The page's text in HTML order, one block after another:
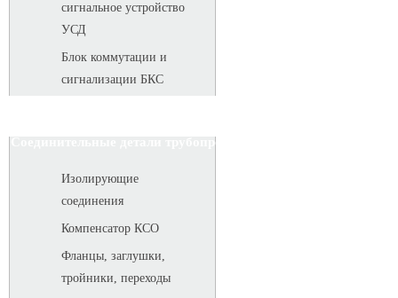
сигнальное устройство
УСД
Блок коммутации и
сигнализации БКС
Соединительные детали трубопровода
Изолирующие
соединения
Компенсатор КСО
Фланцы, заглушки,
тройники, переходы